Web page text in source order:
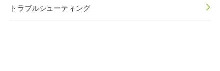
トラブルシューティング